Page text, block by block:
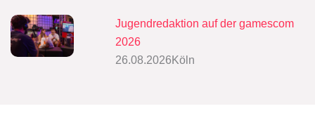
Jugendredaktion auf der gamescom
2026
26.08.2026 Köln